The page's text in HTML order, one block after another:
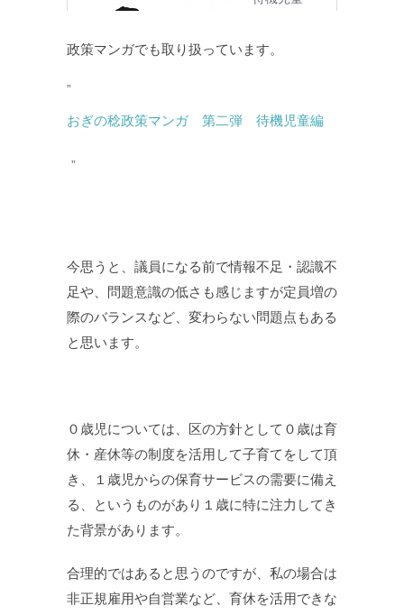
政策マンガでも取り扱っています。
おぎの稔政策マンガ 第二弾 待機児童編
今思うと、議員になる前で情報不足・認識不
足や、問題意識の低さも感じますが定員増の
際のバランスなど、変わらない問題点もある
と思います。
０歳児については、区の方針として０歳は育
休・産休等の制度を活用して子育てをして頂
き、１歳児からの保育サービスの需要に備え
る、というものがあり１歳に特に注力してき
た背景があります。
合理的ではあると思うのですが、私の場合は
非正規雇用や自営業など、育休を活用できな